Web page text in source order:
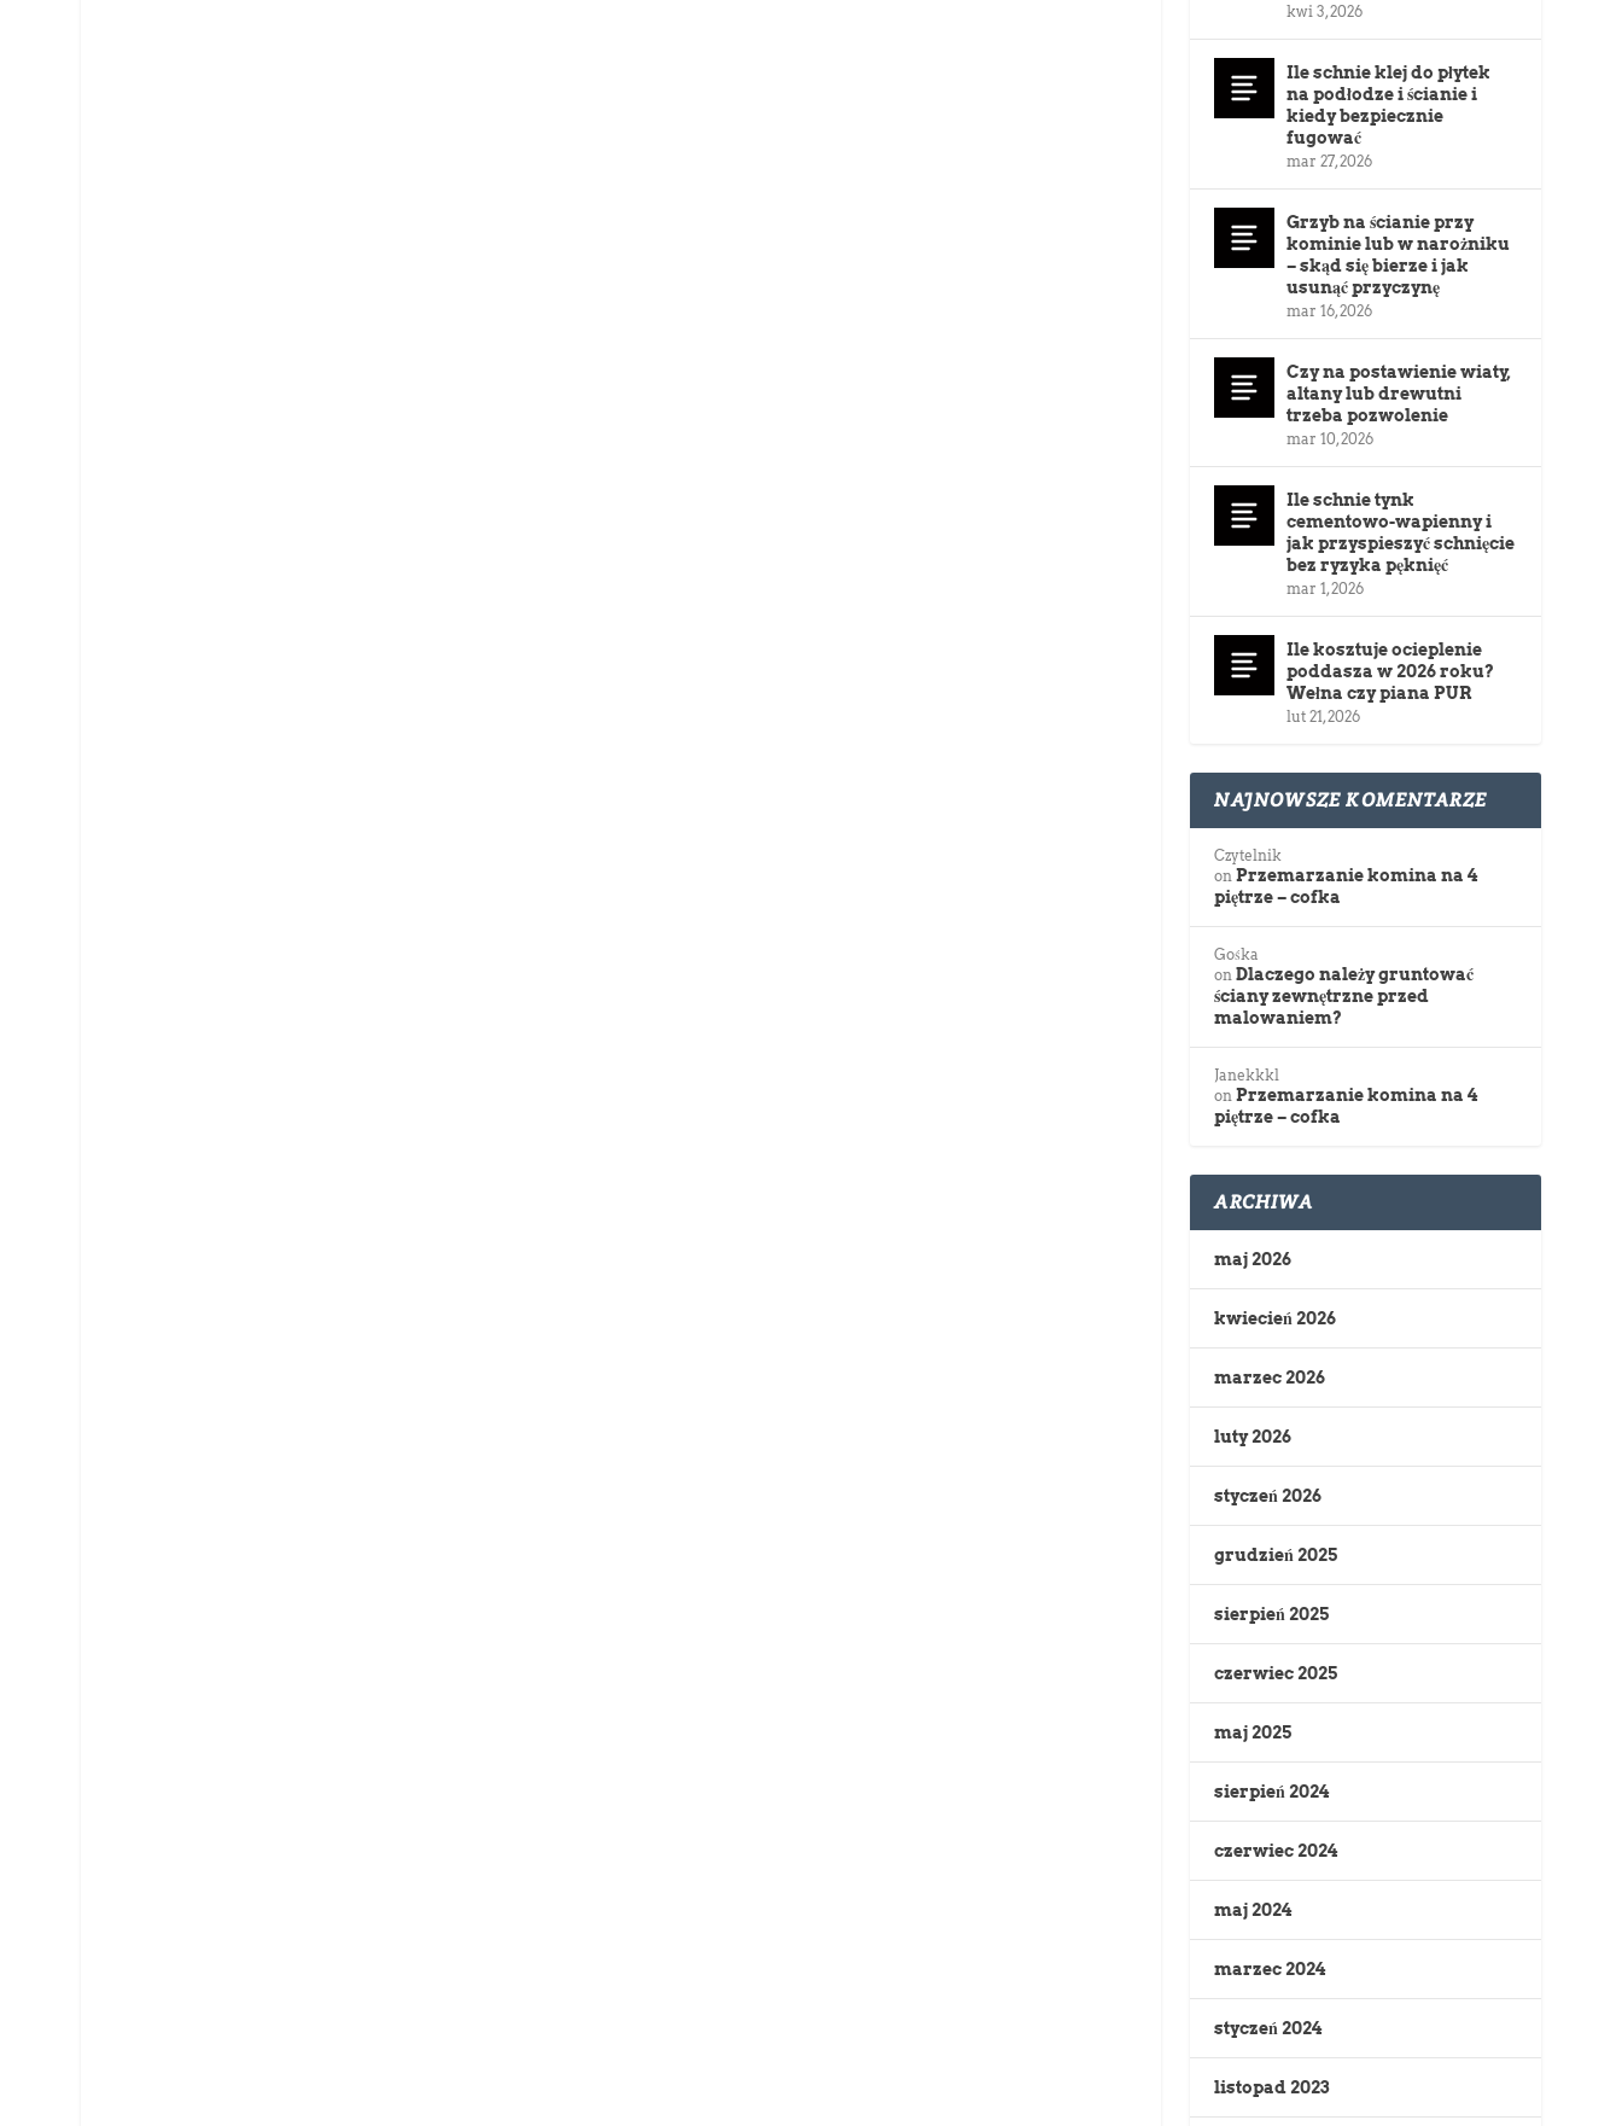
kwi 3, 2026
Ile schnie klej do płytek
na podłodze i ścianie i
kiedy bezpiecznie
fugować
mar 27, 2026
Grzyb na ścianie przy
kominie lub w narożniku
– skąd się bierze i jak
usunąć przyczynę
mar 16, 2026
Czy na postawienie wiaty,
altany lub drewutni
trzeba pozwolenie
mar 10, 2026
Ile schnie tynk
cementowo-wapienny i
jak przyspieszyć schnięcie
bez ryzyka pęknięć
mar 1, 2026
Ile kosztuje ocieplenie
poddasza w 2026 roku?
Wełna czy piana PUR
lut 21, 2026
NAJNOWSZE KOMENTARZE
Czytelnik
onPrzemarzanie komina na 4
piętrze – cofka
Gośka
onDlaczego należy gruntować
ściany zewnętrzne przed
malowaniem?
Janekkkl
onPrzemarzanie komina na 4
piętrze – cofka
ARCHIWA
maj 2026
kwiecień 2026
marzec 2026
luty 2026
styczeń 2026
grudzień 2025
sierpień 2025
czerwiec 2025
maj 2025
sierpień 2024
czerwiec 2024
maj 2024
marzec 2024
styczeń 2024
listopad 2023